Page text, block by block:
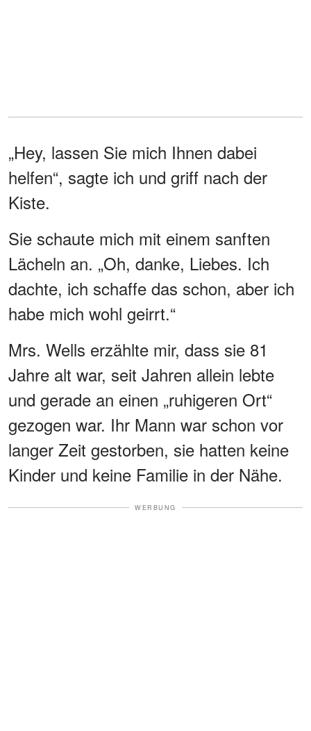
„Hey, lassen Sie mich Ihnen dabei
helfen“, sagte ich und griff nach der
Kiste.
Sie schaute mich mit einem sanften
Lächeln an. „Oh, danke, Liebes. Ich
dachte, ich schaffe das schon, aber ich
habe mich wohl geirrt.“
Mrs. Wells erzählte mir, dass sie 81
Jahre alt war, seit Jahren allein lebte
und gerade an einen „ruhigeren Ort“
gezogen war. Ihr Mann war schon vor
langer Zeit gestorben, sie hatten keine
Kinder und keine Familie in der Nähe.
WERBUNG